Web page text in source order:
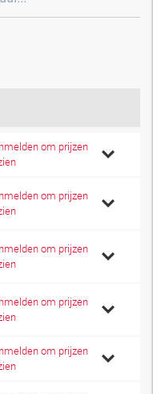
om prijzen
om prijzen
om prijzen
om prijzen
om prijzen